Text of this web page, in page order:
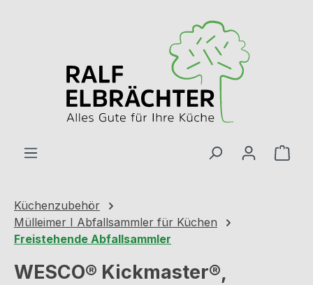
Küchenzubehör
Mülleimer I Abfallsammler für Küchen
Freistehende Abfallsammler
WESCO® Kickmaster®,